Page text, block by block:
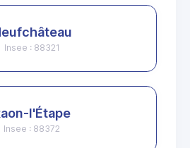
Insee : 88321
l'Étape
Insee : 88372